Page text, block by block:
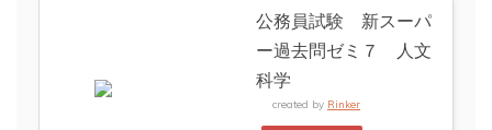
公務員試験 新スーパ
ー過去問ゼミ７ 人文
科学
created by Rinker